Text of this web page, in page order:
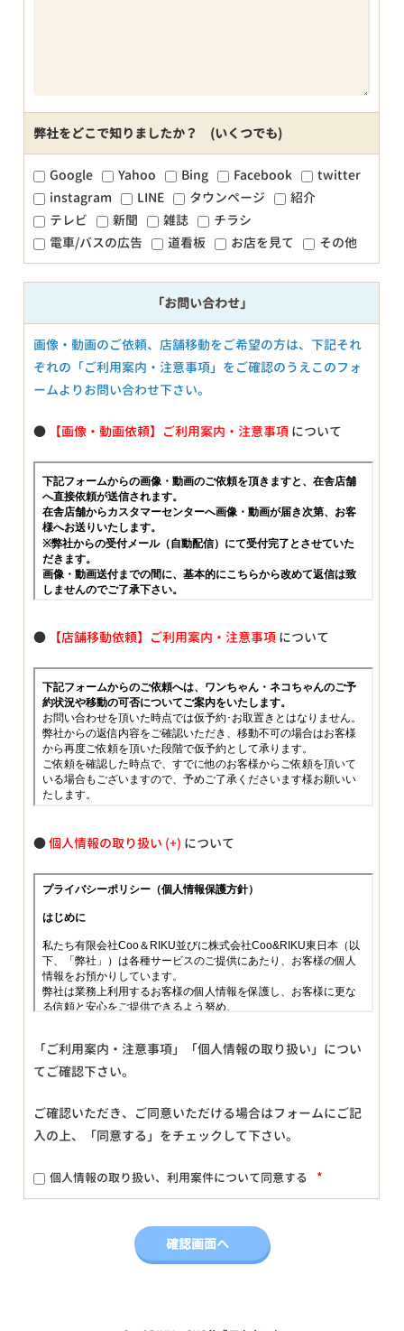
弊社をどこで知りましたか？ (いくつでも)
Google Yahoo Bing Facebook
twitter
instagram
LINE タウンページ
紹介
テレビ
新聞 雑誌
チラシ
電車/バスの広告
道看板 お店を見て その他
「お問い合わせ」
画像・動画のご依頼、店舗移動をご希望の方は、下記それ
ぞれの「ご利用案内・注意事項」をご確認のうえこのフォ
ームよりお問い合わせ下さい。
● 【画像・動画依頼】ご利用案内・注意事項 について
● 【店舗移動依頼】ご利用案内・注意事項 について
●個人情報の取り扱い について
「ご利用案内・注意事項」「個人情報の取り扱い」につい
てご確認下さい。
ご確認いただき、ご同意いただける場合はフォームにご記
入の上、「同意する」をチェックして下さい。
個人情報の取り扱い、利用案件について同意する *